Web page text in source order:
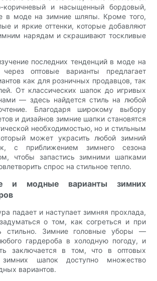
коричневый и насыщенный бордовый,
в моде на зимние шляпы. Кроме того,
и яркие оттенки, которые добавляют
нарядам и скрашивают тоскливые
последних тенденций в моде на
оптовые варианты предлагает
как для розничных продавцов, так
От классических шапок до игривых
— здесь найдется стиль на любой
Благодаря широкому выбору
и дизайнов зимние шапки становятся
необходимостью, но и стильным
может украсить любой зимний
с приближением зимнего сезона
чтобы запастись зимними шапками
спрос на стильное тепло.
и модные варианты зимних
падает и наступает зимняя прохлада,
о том, как согреться и при
стильно. Зимние головные уборы —
гардероба в холодную погоду, и
заключается в том, что в оптовых
зимних шапок доступно множество
вариантов.